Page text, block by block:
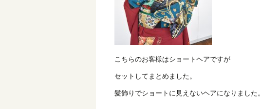
こちらのお客様はショートヘアですが
セットしてまとめました。
髪飾りでショートに見えないヘアになりました。